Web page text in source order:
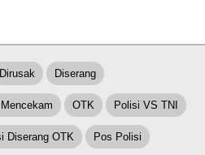
Dirusak Diserang
OTK Polisi VS TNI
Diserang OTK Pos Polisi